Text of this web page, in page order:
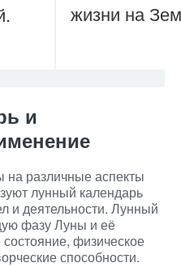
жизни на
и
различные аспекты
лунный календарь
и деятельности. Лунный
фазу Луны и её
физическое
способности.